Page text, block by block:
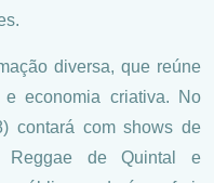
diversa, que reúne
e economia criativa. No
contará com shows de
Reggae de Quintal e